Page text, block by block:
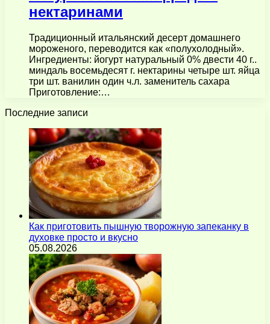
нектаринами
Традиционный итальянский десерт домашнего
мороженого, переводится как «полухолодный».
Ингредиенты: йогурт натуральный 0% двести 40 г..
миндаль восемьдесят г. нектарины четыре шт. яйца
три шт. ванилин один ч.л. заменитель сахара
Приготовление:…
Последние записи
Как приготовить пышную творожную запеканку в
духовке просто и вкусно
05.08.2026